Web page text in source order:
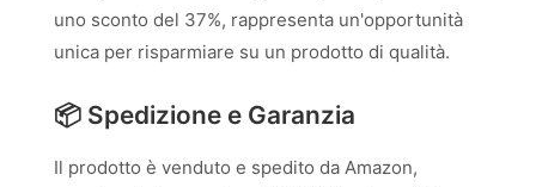
uno sconto del 37%, rappresenta un'opportunità
unica per risparmiare su un prodotto di qualità.
📦 Spedizione e Garanzia
Il prodotto è venduto e spedito da Amazon,